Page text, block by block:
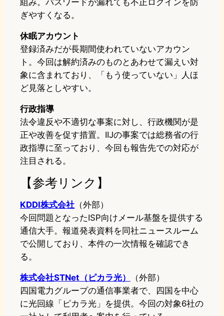
組み。パスワードが漏れても不正ログインを防
ぎやすくなる。
休眠アカウント
登録済みだが長期間使われていないアカウン
ト。今回は解約済みのものとあわせて漏えい対
象に含まれており、「もう使っていない」人ほ
ど見落としやすい。
行政指導
法令違反や不適切な事案に対し、行政機関が是
正や改善を促す措置。IIJの事案では総務省の行
政指導に至っており、今回も報告先での対応が
注目される。
【参考リンク】
KDDI株式会社 （外部）
今回問題となったISP向けメール基盤を提供する
通信大手。報道発表資料を同社ニュースルーム
で公開しており、本件の一次情報を確認でき
る。
株式会社STNet（ピカラ光）
（外部）
四国電力グループの通信事業者で、四国を中心
に光回線「ピカラ光」を提供。今回の対象6社の